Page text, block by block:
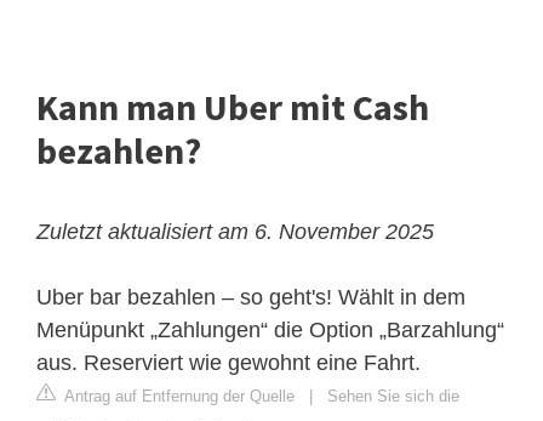
Kann man Uber mit Cash
bezahlen?
Zuletzt aktualisiert am 6. November 2025
Uber bar bezahlen – so geht's! Wählt in dem
Menüpunkt „Zahlungen“ die Option „Barzahlung“
aus. Reserviert wie gewohnt eine Fahrt.
Antrag auf Entfernung der Quelle
Sehen Sie sich die